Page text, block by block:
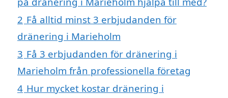
2 Få alltid minst 3 erbjudanden för
dränering i Marieholm
3 Få 3 erbjudanden för dränering i
Marieholm från professionella företag
4 Hur mycket kostar dränering i